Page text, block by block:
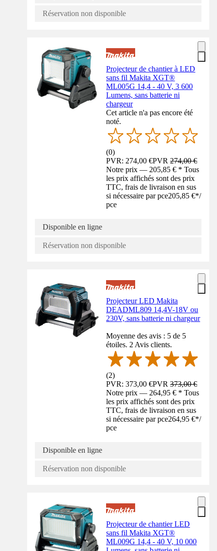
Réservation non disponible
Projecteur de chantier à LED
sans fil Makita XGT®
ML005G 14,4 - 40 V, 3 600
Lumens, sans batterie ni
chargeur
Cet article n'a pas encore été
noté.
(0)
PVR: 274,00 €PVR274,00 €
Notre prix — 205,85 € * Tous
les prix affichés sont des prix
TTC, frais de livraison en sus
si nécessaire par pce205,85 €*/
pce
Disponible en ligne
Réservation non disponible
Projecteur LED Makita
DEADML809 14,4V-18V ou
230V, sans batterie ni chargeur
Moyenne des avis : 5 de 5
étoiles. 2 Avis clients.
(2)
PVR: 373,00 €PVR373,00 €
Notre prix — 264,95 € * Tous
les prix affichés sont des prix
TTC, frais de livraison en sus
si nécessaire par pce264,95 €*/
pce
Disponible en ligne
Réservation non disponible
Projecteur de chantier LED
sans fil Makita XGT®
ML009G 14,4 - 40 V, 10 000